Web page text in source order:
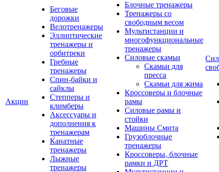
Акции
Беговые
дорожки
Велотренажеры
Эллиптические
тренажеры и
орбитреки
Гребные
тренажеры
Спин-байки и
сайклы
Степперы и
климберы
Аксессуары и
дополнения к
тренажерам
Канатные
тренажеры
Лыжные
тренажеры
Блочные тренажеры
Тренажеры со
свободным весом
Мультистанции и
многофункциональные
тренажеры
Силовые скамьи
Скамьи для
пресса
Скамьи для жима
Кроссоверы и блочные
рамы
Силовые рамы и
стойки
Машины Смита
Грузоблочные
тренажеры
Кроссоверы, блочные
рамки и ДРТ